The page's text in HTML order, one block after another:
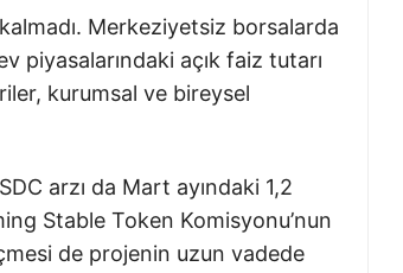
Merkeziyetsiz borsalarda
piyasalarındaki açık faiz tutarı
kurumsal ve bireysel
arzı da Mart ayındaki 1,2
Stable Token Komisyonu’nun
de projenin uzun vadede